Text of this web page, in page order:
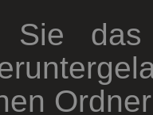
Sie das